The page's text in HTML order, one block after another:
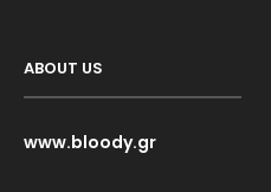
ABOUT US
www.bloody.gr